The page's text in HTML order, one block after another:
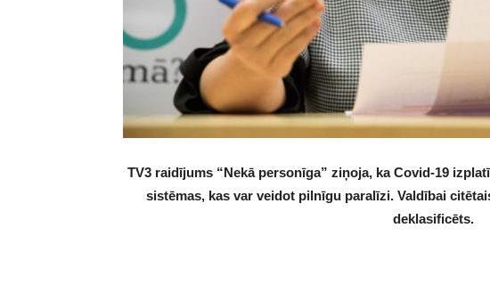
TV3 raidījums “Nekā personīga” ziņoja, ka Covid-19
sistēmas, kas var veidot pilnīgu paralīzi. Valdībai
deklasificēts.